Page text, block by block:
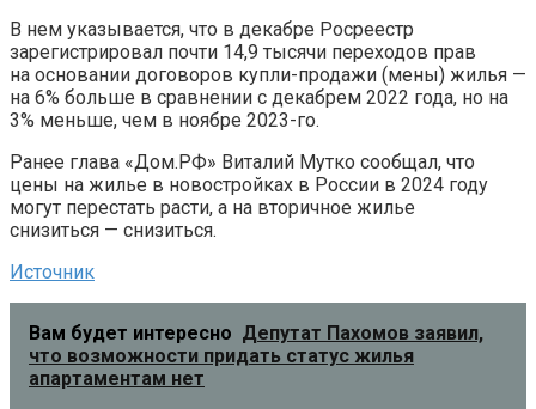
В нем указывается, что в декабре Росреестр
зарегистрировал почти 14,9 тысячи переходов прав
на основании договоров купли-продажи (мены) жилья —
на 6% больше в сравнении с декабрем 2022 года, но на
3% меньше, чем в ноябре 2023-го.
Ранее глава «Дом.РФ» Виталий Мутко сообщал, что
цены на жилье в новостройках в России в 2024 году
могут перестать расти, а на вторичное жилье
снизиться — снизиться.
Источник
Вам будет интересно Депутат Пахомов заявил,
что возможности придать статус жилья
апартаментам нет